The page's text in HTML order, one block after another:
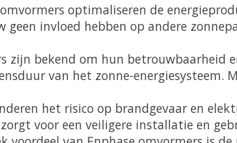
optimaliseren de
geen invloed hebben op andere
zijn bekend om hun
van het zonne-energiesysteem.
het risico op brandgevaar en
voor een veiligere installatie en